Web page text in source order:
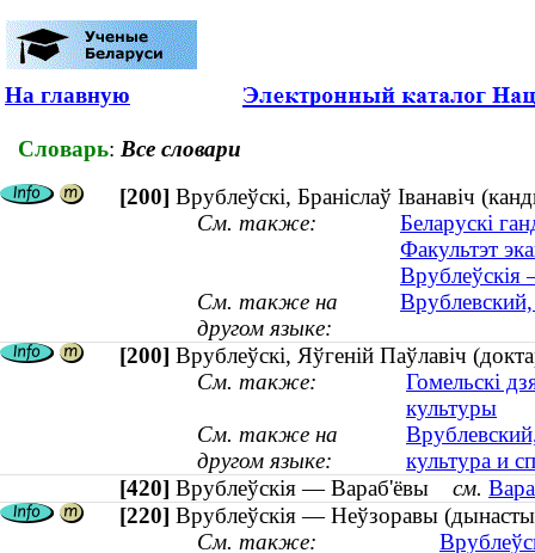
На главную
Словарь: Все словари
[200] Врублеўскі, Браніслаў Іванавіч
См. также:
Беларускі
Факультэт
См. также на
другом языке:
[200] Врублеўскі, Яўгеній Паўлавіч
См. также:
Гомельскі
культуры
См. также на
другом языке:
культура и
[420] Врублеўскія — Вараб'ёвы см.
[220] Врублеўскія — Неўзоравы
См. также: